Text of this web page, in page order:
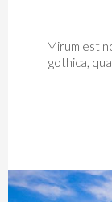
Mirum est
gothica,